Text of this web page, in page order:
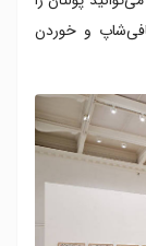
و خوردن